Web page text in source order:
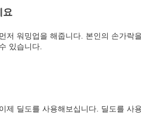
요
저 워밍업을 해줍니다. 본인의 손가락
있습니다.
제 딜도를 사용해보십니다. 딜도를 사